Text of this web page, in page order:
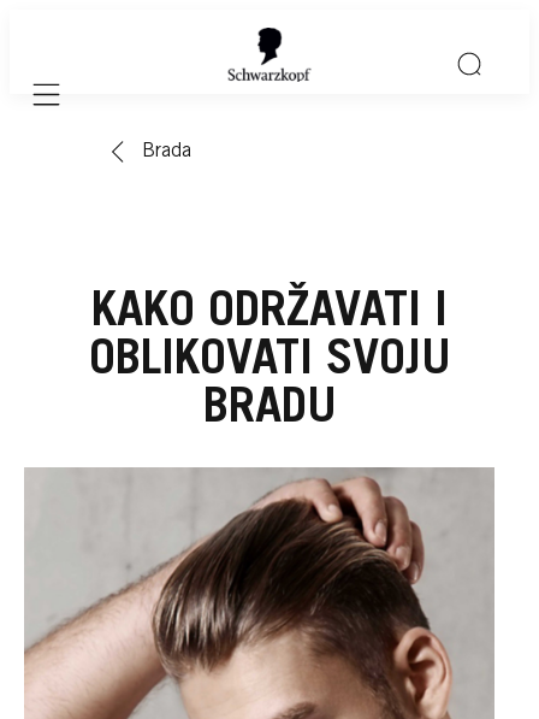
Mobile navigation
Brada
KAKO ODRŽAVATI I
OBLIKOVATI SVOJU
BRADU